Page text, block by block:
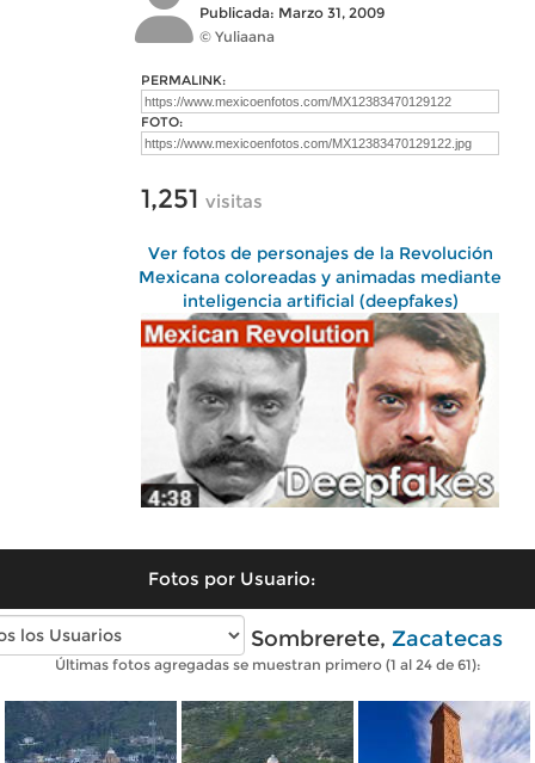
Publicada: Marzo 31, 2009
© Yuliaana
PERMALINK:
FOTO:
1,251 visitas
Ver fotos de personajes de la Revolución
Mexicana coloreadas y animadas mediante
inteligencia artificial (deepfakes)
Fotos por Usuario:
Fotos modernas de Sombrerete, Zacatecas
Últimas fotos agregadas se muestran primero (1 al 24 de 61):